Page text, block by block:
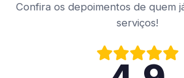
Confira os depoimentos de quem
serviços!